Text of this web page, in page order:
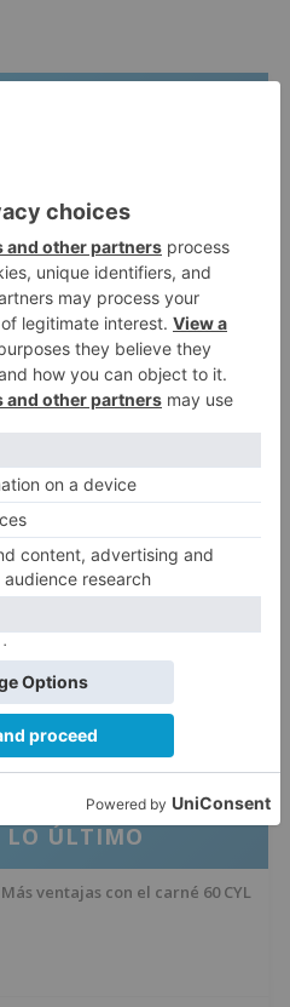
había caído de la bicicleta
Villatoro da el primer paso para
dejar atrás su aislamiento con el
inicio de la senda peatonal y
ciclista
herido en Burgos tras la colisión
La provincia de Burgos celebra
el día de su patrón
La Guardia Civil desmonta la
versión de un repartidor tras
desaparecer 3.256 euros
LO ÚLTIMO
Más ventajas con el carné 60 CYL